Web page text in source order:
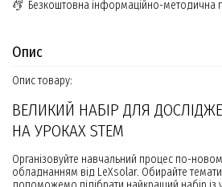
Безкоштовна інформаційно-методична
Опис
Опис товару:
ВЕЛИКИЙ НАБІР ДЛЯ
НА УРОКАХ STEM
Організовуйте навчальний процес по-
обладнанням від LeXsolar. Обирайте